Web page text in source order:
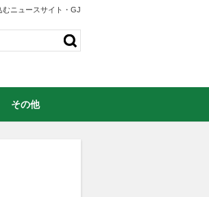
ニュースサイト・GJ
その他